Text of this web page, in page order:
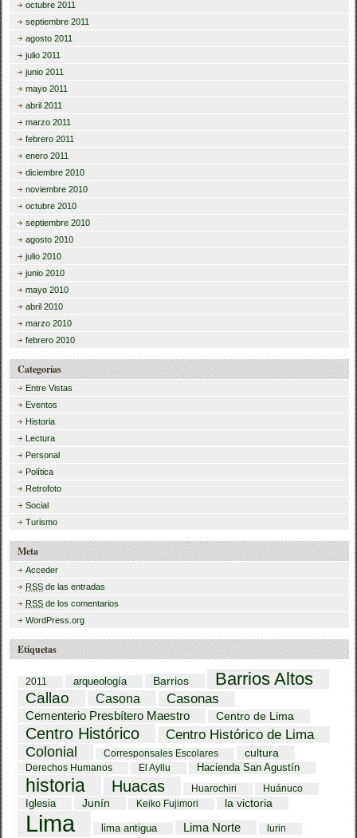
octubre 2011
septiembre 2011
agosto 2011
julio 2011
junio 2011
mayo 2011
abril 2011
marzo 2011
febrero 2011
enero 2011
diciembre 2010
noviembre 2010
octubre 2010
septiembre 2010
agosto 2010
julio 2010
junio 2010
mayo 2010
abril 2010
marzo 2010
febrero 2010
Categorías
Entre Vistas
Eventos
Historia
Lectura
Personal
Política
Retrofoto
Social
Turismo
Meta
Acceder
RSS de las entradas
RSS de los comentarios
WordPress.org
Etiquetas
2011 arqueología Barrios Barrios Altos
Callao Casona Casonas
Cementerio Presbítero Maestro Centro de Lima
Centro Histórico
Centro Histórico de Lima
Colonial
Corresponsales Escolares cultura
Derechos Humanos El Ayllu Hacienda San Agustín
historia Huacas Huarochiri Huánuco
Iglesia Junín Keiko Fujimori la victoria
Lima lima antigua Lima Norte lurin